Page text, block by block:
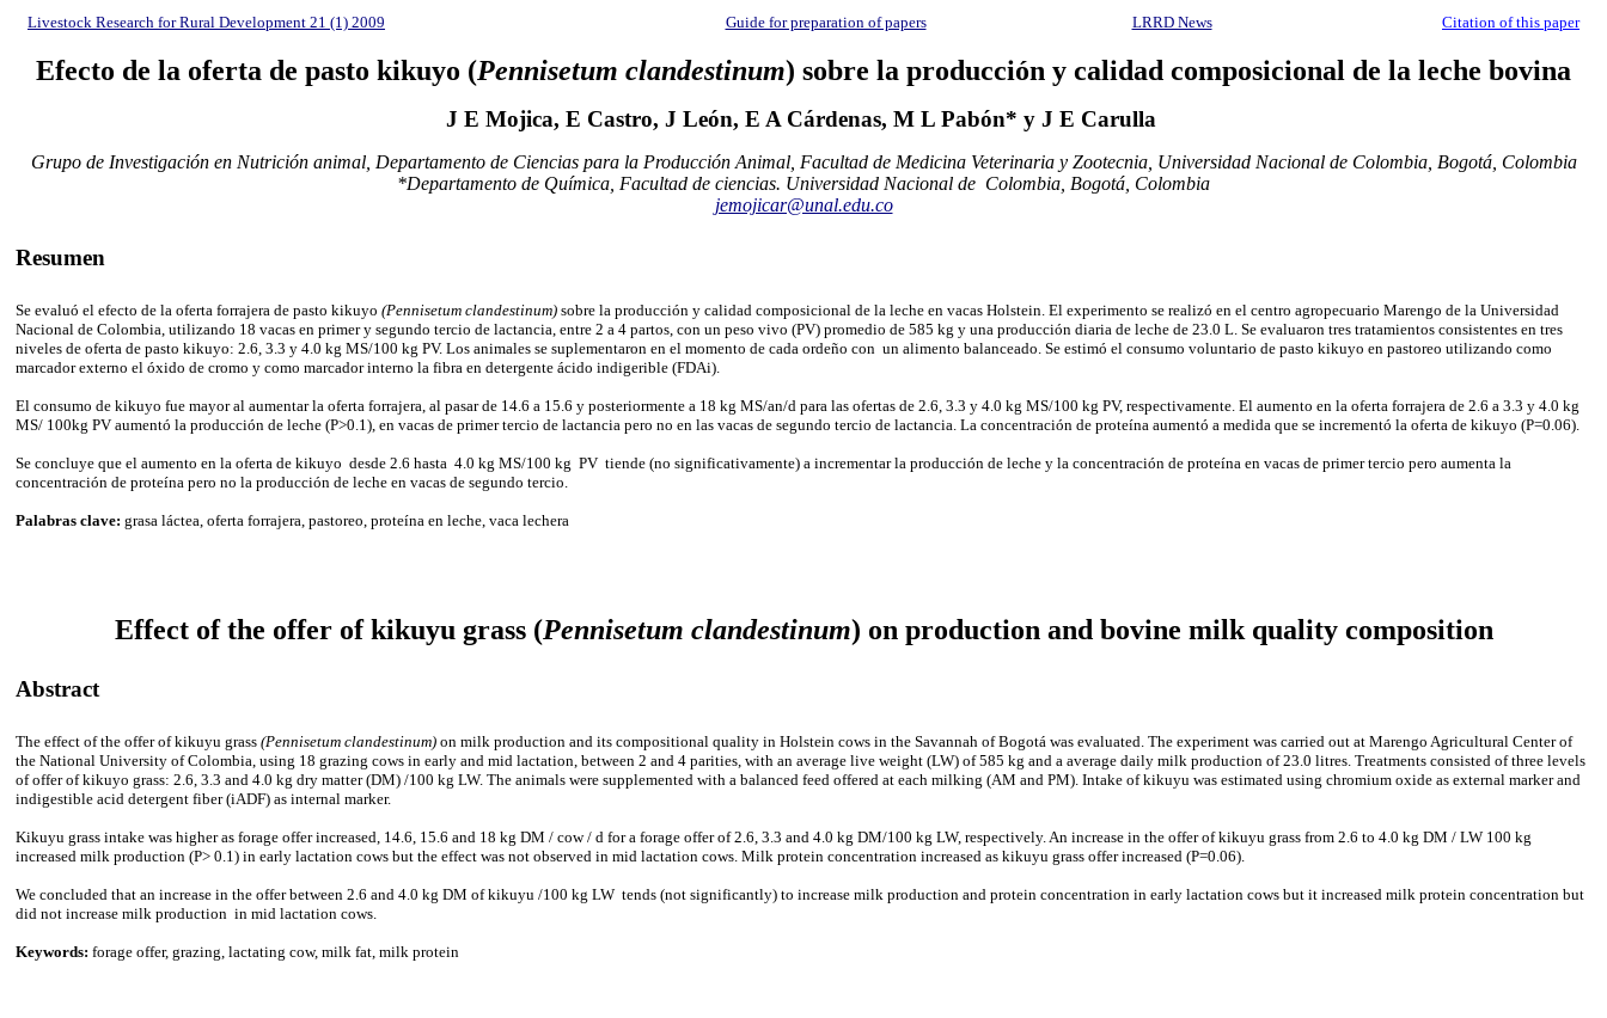
Livestock Research for Rural Development 21 (1) 2009 Guide for preparation of papers LRRD News Citation of this paper
Efecto de la oferta de pasto kikuyo (Pennisetum clandestinum) sobre la producción y calidad composicional de la leche bovina
J E Mojica, E Castro, J León, E A Cárdenas, M L Pabón* y J E Carulla
Grupo de Investigación en Nutrición animal, Departamento de Ciencias para la Producción Animal, Facultad de Medicina Veterinaria y Zootecnia, Universidad Nacional de Colombia, Bogotá, Colombia
*Departamento de Química, Facultad de ciencias. Universidad Nacional de Colombia, Bogotá, Colombia
jemojicar@unal.edu.co
Resumen
Se evaluó el efecto de la oferta forrajera de pasto kikuyo (Pennisetum clandestinum) sobre la producción y calidad composicional de la leche en vacas Holstein. El experimento se realizó en el centro agropecuario Marengo de la Universidad
Nacional de Colombia, utilizando 18 vacas en primer y segundo tercio de lactancia, entre 2 a 4 partos, con un peso vivo (PV) promedio de 585 kg y una producción diaria de leche de 23.0 L. Se evaluaron tres tratamientos consistentes en tres
niveles de oferta de pasto kikuyo: 2.6, 3.3 y 4.0 kg MS/100 kg PV. Los animales se suplementaron en el momento de cada ordeño con un alimento balanceado. Se estimó el consumo voluntario de pasto kikuyo en pastoreo utilizando como
marcador externo el óxido de cromo y como marcador interno la fibra en detergente ácido indigerible (FDAi).
El consumo de kikuyo fue mayor al aumentar la oferta forrajera, al pasar de 14.6 a 15.6 y posteriormente a 18 kg MS/an/d para las ofertas de 2.6, 3.3 y 4.0 kg MS/100 kg PV, respectivamente. El aumento en la oferta forrajera de 2.6 a 3.3 y 4.0 kg
MS/ 100kg PV aumentó la producción de leche (P>0.1), en vacas de primer tercio de lactancia pero no en las vacas de segundo tercio de lactancia. La concentración de proteína aumentó a medida que se incrementó la oferta de kikuyo (P=0.06).
Se concluye que el aumento en la oferta de kikuyo desde 2.6 hasta 4.0 kg MS/100 kg PV tiende (no significativamente) a incrementarla producción de leche y la concentración de proteína en vacas de primer tercio pero aumenta la
concentración de proteína pero no la producción de leche en vacas de segundo tercio.
Palabras clave: grasa láctea, oferta forrajera, pastoreo, proteína en leche, vaca lechera
Effect of the offer of kikuyu grass (Pennisetum clandestinum) on production and bovine milk quality composition
Abstract
The effect of the offer of kikuyu grass (Pennisetum clandestinum) on milk production and its compositional quality in Holstein cows in the Savannah of Bogotá was evaluated. The experiment was carried out at Marengo Agricultural Center of
the National University of Colombia, using 18 grazing cows in early and mid lactation, between 2 and 4 parities, with an average live weight (LW) of 585 kg and a average daily milk production of 23.0 litres. Treatments consisted of three levels
of offer of kikuyo grass: 2.6, 3.3 and 4.0 kg dry matter (DM) /100 kg LW. The animals were supplemented with a balanced feed offered at each milking (AM and PM). Intake of kikuyu was estimated using chromium oxide as external marker and
indigestible acid detergent fiber (iADF) as internal marker.
Kikuyu grass intake was higher as forage offer increased, 14.6, 15.6 and 18 kg DM / cow / d for a forage offer of 2.6, 3.3 and 4.0 kg DM/100 kg LW, respectively. An increase in the offer of kikuyu grass from 2.6 to 4.0 kg DM / LW 100 kg
increased milk production (P> 0.1) in early lactation cows but the effect was not observed in mid lactation cows. Milk protein concentration increased as kikuyu grass offer increased (P=0.06).
We concluded that an increase in the offer between 2.6 and 4.0 kg DM of kikuyu /100 kg LW tends (not significantly) to increase milk production and protein concentration in early lactation cows but it increased milk protein concentration but
did not increase milk production in mid lactation cows.
Keywords: forage offer, grazing, lactating cow, milk fat, milk protein